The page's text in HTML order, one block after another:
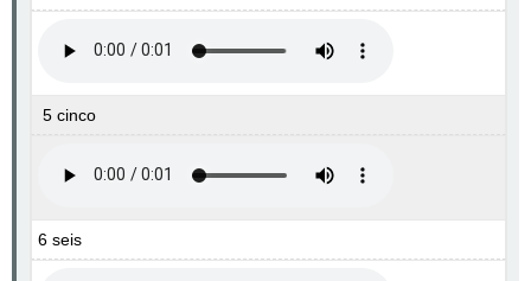
5 cinco
6 seis